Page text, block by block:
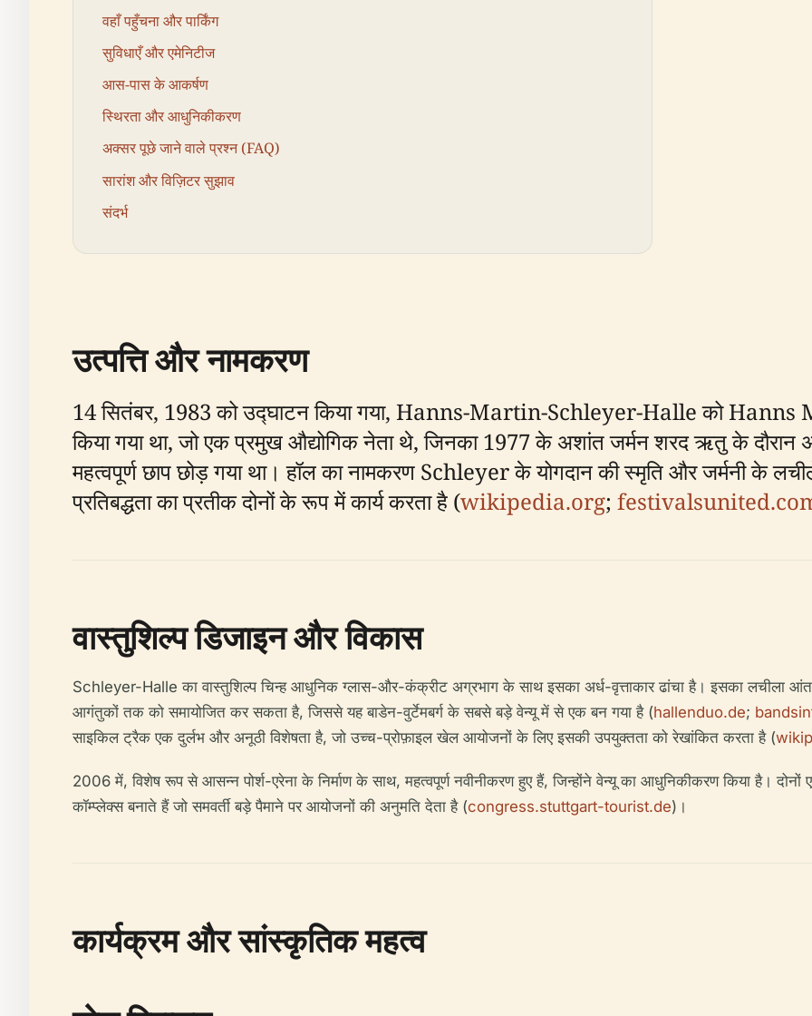
वहाँ पहुँचना और पार्किंग
सुविधाएँ और एमेनिटीज
आस-पास के आकर्षण
स्थिरता और आधुनिकीकरण
अक्सर पूछे जाने वाले प्रश्न (FAQ)
सारांश और विज़िटर सुझाव
संदर्भ
उत्पत्ति और नामकरण
14 सितंबर, 1983 को उद्घाटन किया गया, Hanns-Martin-Schleyer-Halle को Hanns
किया गया था, जो एक प्रमुख औद्योगिक नेता थे, जिनका 1977 के अशांत जर्मन शरद ऋतु के दौरान
महत्वपूर्ण छाप छोड़ गया था। हॉल का नामकरण Schleyer के योगदान की स्मृति और जर्मनी के
प्रतिबद्धता का प्रतीक दोनों के रूप में कार्य करता है (wikipedia.org;
वास्तुशिल्प डिजाइन और विकास
Schleyer-Halle का वास्तुशिल्प चिन्ह आधुनिक ग्लास-और-कंक्रीट अग्रभाग के साथ इसका अर्ध-वृत्ताकार ढांचा है। इसका लचीला
आगंतुकों तक को समायोजित कर सकता है, जिससे यह बाडेन-वुर्टेमबर्ग के सबसे बड़े वेन्यू में से एक बन गया है (hallenduo.de;
साइकिल ट्रैक एक दुर्लभ और अनूठी विशेषता है, जो उच्च-प्रोफ़ाइल खेल आयोजनों के लिए इसकी उपयुक्तता को रेखांकित करता है (
2006 में, विशेष रूप से आसन्न पोर्श-एरेना के निर्माण के साथ, महत्वपूर्ण नवीनीकरण हुए हैं, जिन्होंने वेन्यू का आधुनिकीकरण किया है। दोनों
कॉम्प्लेक्स बनाते हैं जो समवर्ती बड़े पैमाने पर आयोजनों की अनुमति देता है (congress.stuttgart-tourist.de)।
कार्यक्रम और सांस्कृतिक महत्व